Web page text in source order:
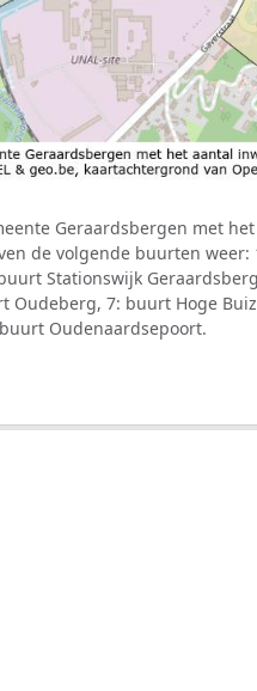
Geraardsbergen met
de volgende buurten
Stationswijk
Oudeberg, 7: buurt Hoge
Oudenaardsepoort.